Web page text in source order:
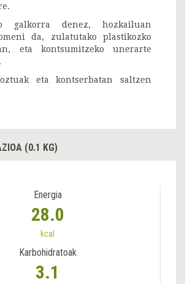
galkorra denez, hozkailuan
da, zulatutako plastikozko
eta kontsumitzeko unerarte
eta kontserbatan saltzen
(0.1 KG)
Energia
28.0
kcal
Karbohidratoak
3.1